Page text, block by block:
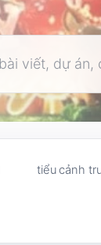
tiểu cảnh